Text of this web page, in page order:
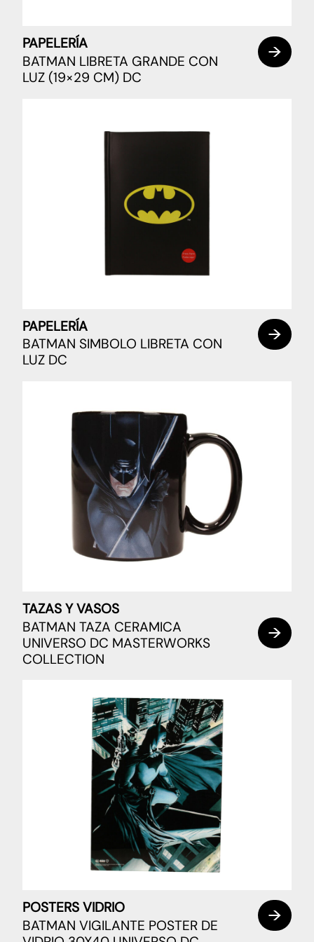
PAPELERÍA
BATMAN LIBRETA GRANDE CON
LUZ (19×29 CM) DC
PAPELERÍA
BATMAN SIMBOLO LIBRETA CON
LUZ DC
TAZAS Y VASOS
BATMAN TAZA CERAMICA
UNIVERSO DC MASTERWORKS
COLLECTION
POSTERS VIDRIO
BATMAN VIGILANTE POSTER DE